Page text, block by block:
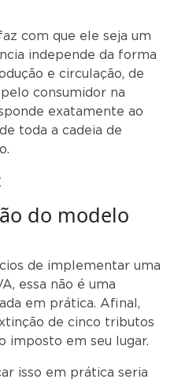
com que ele seja um
independe da forma
e circulação, de
consumidor na
exatamente ao
toda a cadeia de
do modelo
de implementar uma
essa não é uma
em prática. Afinal,
de cinco tributos
imposto em seu lugar.
isso em prática seria